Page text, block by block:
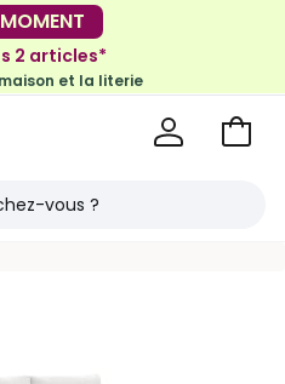
les 100€*
& la déco
2 articles*
et la literie
Voir